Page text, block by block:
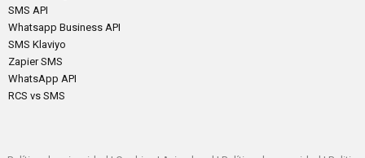
SMS API
Whatsapp Business API
SMS Klaviyo
Zapier SMS
WhatsApp API
RCS vs SMS